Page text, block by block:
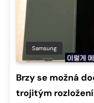
Samsung
Brzy se možná
trojitým